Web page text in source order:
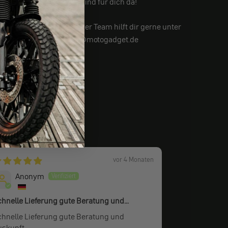
Noch Fragen? Unser Team hilft dir gerne unter
info@motogadget.de
vor 4 Monaten
Anonym
Lieferung gute Beratung und
Lieferung gute Beratung und